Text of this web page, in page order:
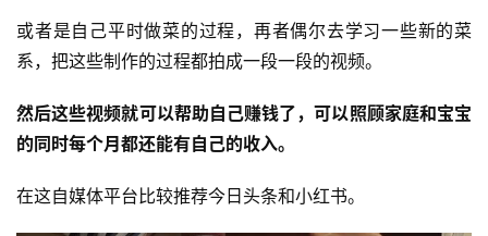
或者是自己平时做菜的过程，再者偶尔去学习一些新的菜
系，把这些制作的过程都拍成一段一段的视频。
然后这些视频就可以帮助自己赚钱了，可以照顾家庭和宝宝
的同时每个月都还能有自己的收入。
在这自媒体平台比较推荐今日头条和小红书。